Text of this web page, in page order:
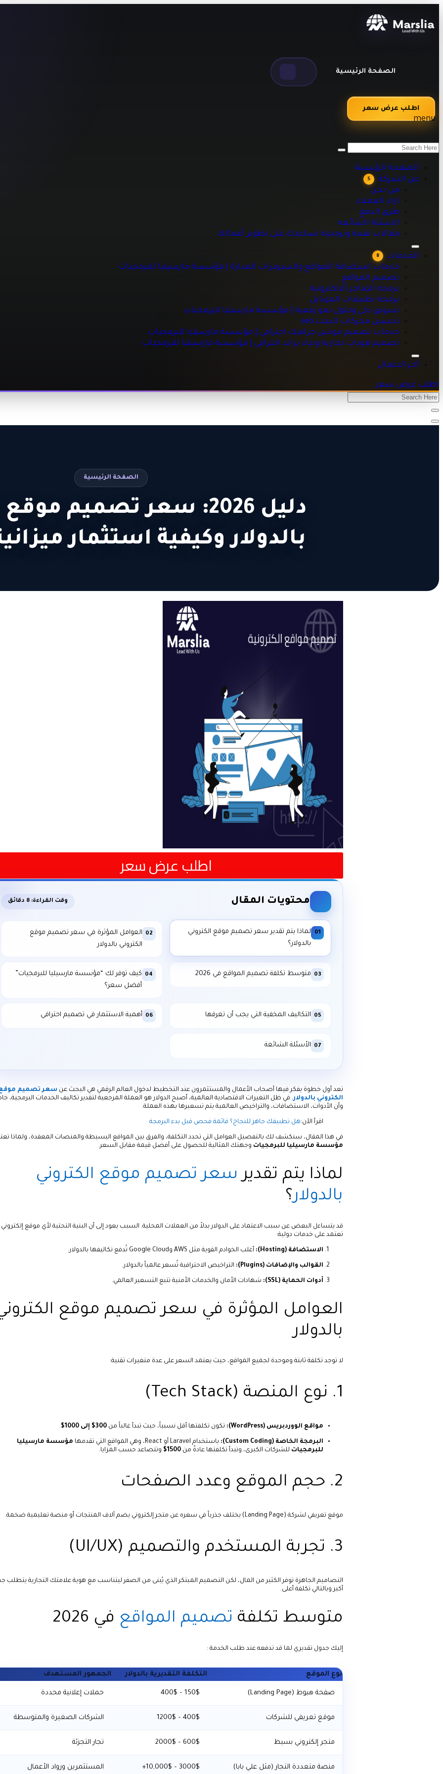
الصفحة الرئيسية
اراء العملاء
الاسئلة الشائعه
مقالات تقنية وبرمجية تساعدك على تطوير أعمالك
خدمات استضافة المواقع والسيرفرات المدارة | مؤسسة مارسيليا للبرمجيات
برمجة المتاجر الالكترونية
برمجة تطبيقات الموبايل
تسويق ذكي وحلول نمو رقمية | مؤسسة مارسيليا للبرمجيات
تحسين محركات البحث seo
خدمات تصميم موشن جرافيك احترافي | مؤسسة مارسيليا للبرمجيات
تصميم هويات تجارية وبناء براند احترافي | مؤسسة مارسيليا للبرمجيات
اطلب عرض سعر
menu
الصفحة الرئيسية
عن الشركة
5
من نحن
اراء العملاء
طرق الدفع
الاسئلة الشائعه
مقالات تقنية وبرمجية تساعدك على تطوير أعمالك
الخدمات 8
خدمات استضافة المواقع والسيرفرات المدارة | مؤسسة مارسيليا للبرمجيات
تصميم المواقع
برمجة المتاجر الالكترونية
برمجة تطبيقات الموبايل
تسويق ذكي وحلول نمو رقمية | مؤسسة مارسيليا للبرمجيات
تحسين محركات البحث seo
خدمات تصميم موشن جرافيك احترافي | مؤسسة مارسيليا للبرمجيات
تصميم هويات تجارية وبناء براند احترافي | مؤسسة مارسيليا للبرمجيات
آخر الاعمال
اطلب عرض سعر
الصفحة الرئيسية
دليل 2026: سعر تصميم
بالدولار وكيفية استثمار
اطلب عرض سعر
محتويات المقال وقت القراءة: 8 دقائق
01
لماذا يتم تقدير سعر تصميم موقع الكتروني
بالدولار؟
02
العوامل المؤثرة في سعر تصميم موقع
الكتروني بالدولار
03 متوسط تكلفة تصميم المواقع في 2026 04
كيف توفر لك “مؤسسة مارسيليا للبرمجيات”
أفضل سعر؟
05 التكاليف المخفية التي يجب أن تعرفها 06 أهمية الاستثمار في تصميم احترافي
07 الأسئلة الشائعة
تعد أول خطوة يفكر فيها أصحاب الأعمال والمستثمرون عند التخطيط لدخول العالم الرقمي هي البحث عن سعر تصميم
الكتروني بالدولار. في ظل التغيرات الاقتصادية العالمية، أصبح الدولار هو العملة المرجعية لتقدير تكاليف الخدمات البرمجية،
وأن الأدوات، الاستضافات، والتراخيص العالمية يتم تسعيرها بهذه العملة.
اقرأ الآن:هل تطبيقك جاهز للنجاح؟ قائمة فحص قبل بدء البرمجة
في هذا المقال، سنكشف لك بالتفصيل العوامل التي تحدد التكلفة، والفرق بين المواقع البسيطة والمنصات المعقدة، ولماذا
مؤسسة مارسيليا للبرمجيات وجهتك المثالية للحصول على أفضل قيمة مقابل السعر.
لماذا يتم تقدير سعر تصميم موقع الكتروني
بالدولار؟
قد يتساءل البعض عن سبب الاعتماد على الدولار بدلاً من العملات المحلية. السبب يعود إلى أن البنية التحتية لأي موقع إلكتروني
تعتمد على خدمات دولية:
الاستضافة (Hosting): أغلب الخوادم القوية مثل AWS وGoogle Cloud تُدفع تكاليفها بالدولار.
القوالب والإضافات (Plugins): التراخيص الاحترافية تُسعر عالمياً بالدولار.
أدوات الحماية (SSL): شهادات الأمان والخدمات الأمنية تتبع التسعير العالمي.
العوامل المؤثرة في سعر تصميم موقع
بالدولار
لا توجد تكلفة ثابتة وموحدة لجميع المواقع، حيث يعتمد السعر على عدة متغيرات تقنية:
1. نوع المنصة (Tech Stack)
مواقع الووردبريس (WordPress): تكون تكلفتها أقل نسبياً، حيث تبدأ غالباً من 300$ إلى 1000$ .
البرمجة الخاصة (Custom Coding): باستخدام Laravel أو React، وهي المواقع التي تقدمها
مؤسسة مارسيليا
للبرمجيات للشركات الكبرى، وتبدأ تكلفتها عادةً من 1500$ وتتصاعد حسب المزايا.
2. حجم الموقع وعدد الصفحات
موقع تعريفي لشركة (Landing Page) يختلف جذرياً في سعره عن متجر إلكتروني يضم آلاف المنتجات أو منصة تعليمية ضخمة.
3. تجربة المستخدم والتصميم (UI/UX)
التصاميم الجاهزة توفر الكثير من المال، لكن التصميم المبتكر الذي يُبنى من الصفر ليتناسب مع هوية علامتك التجارية يتطلب
أكبر وبالتالي تكلفة أعلى.
متوسط تكلفة تصميم المواقع في 2026
إليك جدول تقديري لما قد تدفعه عند طلب الخدمة :
نوع الموقع التكلفة التقديرية بالدولار الجمهور المستهدف
صفحة هبوط (Landing Page) 150$ – 400$ حملات إعلانية محددة
موقع تعريفي للشركات 400$ – 1200$ الشركات الصغيرة والمتوسطة
متجر إلكتروني بسيط 600$ – 2000$ تجار التجزئة
منصة متعددة التجار (مثل علي بابا) 3000$ – 10,000$+ المستثمرين ورواد الأعمال